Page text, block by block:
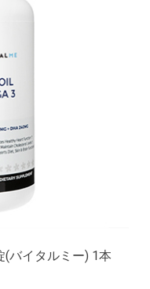
バイタルミー) 1本